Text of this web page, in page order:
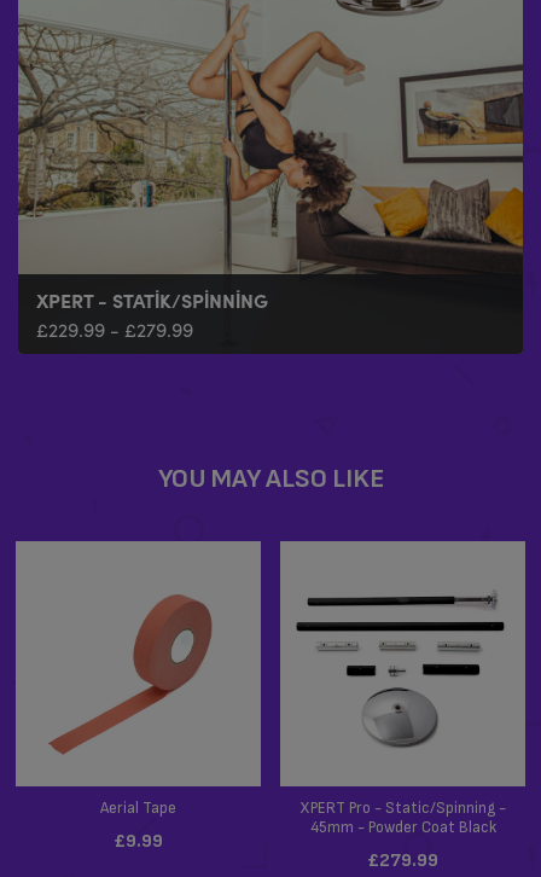
XPERT - STATIK/SPINNING
£229.99 - £279.99